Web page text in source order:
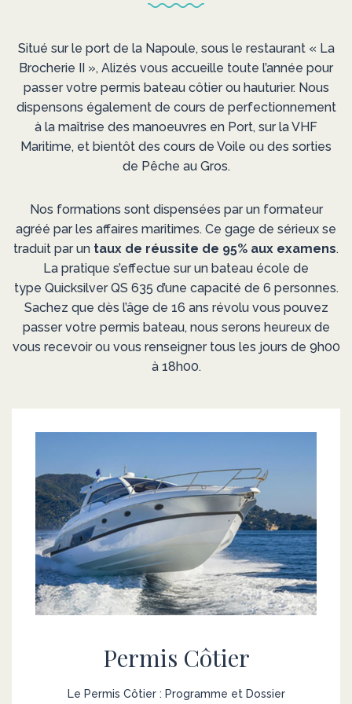
courant, Rénovation, Surveillance hivernale, Préparation
votre bateau avant votre arrivée...
Services complémentaires
Nous vous tiendrons informés prochainement,
nous sommes actuellement en train de mettre en place
deux services.
Situé sur le port de la Napoule, sous le restaurant « La
Brocherie II », Alizés vous accueille toute l’année pour
passer votre permis bateau côtier ou hauturier. Nous
dispensons également de cours de perfectionnement
à la maîtrise des manoeuvres en Port, sur la VHF
Maritime, et bientôt des cours de Voile ou des sorties
de Pêche au Gros.
Nos formations sont dispensées par un formateur
agréé par les affaires maritimes. Ce gage de sérieux se
traduit par un taux de réussite de 95% aux examens.
La pratique s’effectue sur un bateau école de
type Quicksilver QS 635 d’une capacité de 6 personnes.
Sachez que dès l’âge de 16 ans révolu vous pouvez
passer votre permis bateau, nous serons heureux de
vous recevoir ou vous renseigner tous les jours de 9h00
à 18h00.
Permis Côtier
Le Permis Côtier : Programme et Dossier